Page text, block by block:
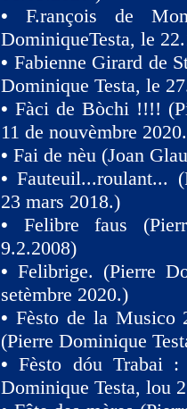
• F.rançois de
DominiqueTesta, le
• Fabienne Girard de
Dominique Testa, le
• Fàci de Bòchi !!!!
11 de nouvèmbre
• Fai de nèu (Joan
•Fauteuil...roulant...
23 mars 2018.)
• Felibre faus
9.2.2008)
• Felibrige. (Pierre
setèmbre 2020.)
• Fèsto de la Musico
(Pierre Dominique
•Fèsto dóu Trabai
Dominique Testa, lou